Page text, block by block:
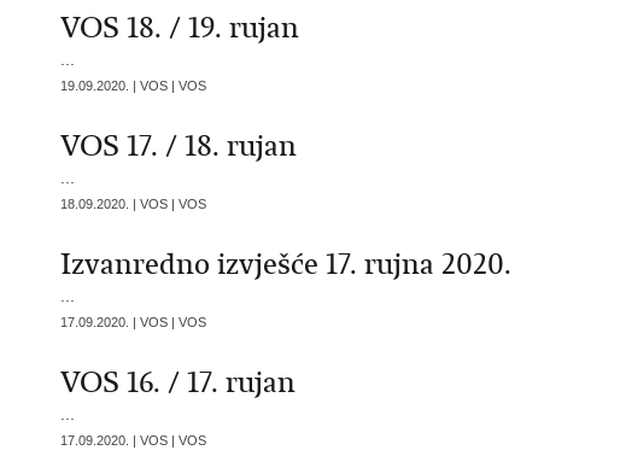
VOS 18. / 19. rujan
19.09.2020. | VOS | VOS
VOS 17. / 18. rujan
18.09.2020. | VOS | VOS
Izvanredno izvješće 17. rujna 2020.
17.09.2020. | VOS | VOS
VOS 16. / 17. rujan
17.09.2020. | VOS | VOS